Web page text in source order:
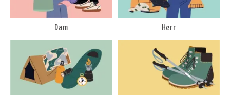
Dam Herr